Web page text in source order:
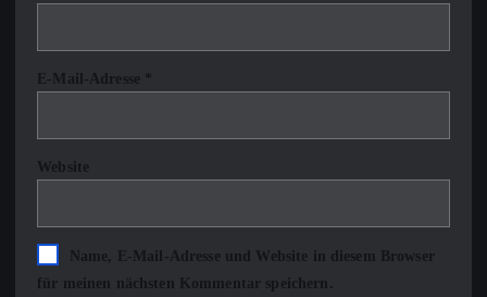
E-Mail-Adresse *
Website
Name, E-Mail-Adresse und Website in diesem Browser
für meinen nächsten Kommentar speichern.